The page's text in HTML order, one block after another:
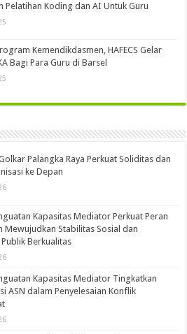
Pelatihan Koding dan AI Untuk Guru
Kemendikdasmen, HAFECS Gelar
Bagi Para Guru di Barsel
Palangka Raya Perkuat Soliditas dan
ke Depan
Kapasitas Mediator Perkuat Peran
Mewujudkan Stabilitas Sosial dan
Berkualitas
Kapasitas Mediator Tingkatkan
ASN dalam Penyelesaian Konflik